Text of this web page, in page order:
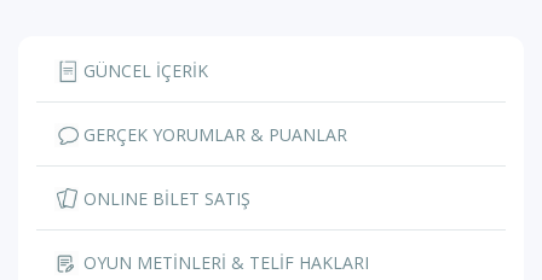
GÜNCEL İÇERİK
GERÇEK YORUMLAR & PUANLAR
ONLINE BİLET SATIŞ
OYUN METİNLERİ & TELİF HAKLARI